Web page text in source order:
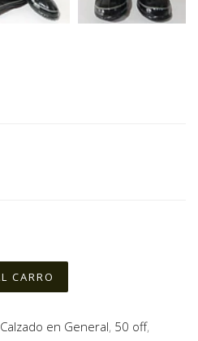
Calzado en General, 50 off,